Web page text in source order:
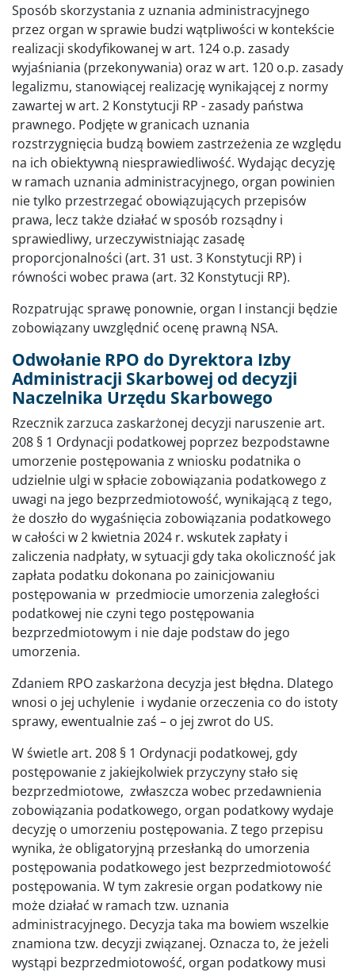
Sposób skorzystania z uznania administracyjnego
przez organ w sprawie budzi wątpliwości w kontekście
realizacji skodyfikowanej w art. 124 o.p. zasady
wyjaśniania (przekonywania) oraz w art. 120 o.p. zasady
legalizmu, stanowiącej realizację wynikającej z normy
zawartej w art. 2 Konstytucji RP - zasady państwa
prawnego. Podjęte w granicach uznania
rozstrzygnięcia budzą bowiem zastrzeżenia ze względu
na ich obiektywną niesprawiedliwość. Wydając decyzję
w ramach uznania administracyjnego, organ powinien
nie tylko przestrzegać obowiązujących przepisów
prawa, lecz także działać w sposób rozsądny i
sprawiedliwy, urzeczywistniając zasadę
proporcjonalności (art. 31 ust. 3 Konstytucji RP) i
równości wobec prawa (art. 32 Konstytucji RP).
Rozpatrując sprawę ponownie, organ I instancji będzie
zobowiązany uwzględnić ocenę prawną NSA.
Odwołanie RPO do Dyrektora Izby
Administracji Skarbowej od decyzji
Naczelnika Urzędu Skarbowego
Rzecznik zarzuca zaskarżonej decyzji naruszenie art.
208 § 1 Ordynacji podatkowej poprzez bezpodstawne
umorzenie postępowania z wniosku podatnika o
udzielnie ulgi w spłacie zobowiązania podatkowego z
uwagi na jego bezprzedmiotowość, wynikającą z tego,
że doszło do wygaśnięcia zobowiązania podatkowego
w całości w 2 kwietnia 2024 r. wskutek zapłaty i
zaliczenia nadpłaty, w sytuacji gdy taka okoliczność jak
zapłata podatku dokonana po zainicjowaniu
postępowania w przedmiocie umorzenia zaległości
podatkowej nie czyni tego postępowania
bezprzedmiotowym i nie daje podstaw do jego
umorzenia.
Zdaniem RPO zaskarżona decyzja jest błędna. Dlatego
wnosi o jej uchylenie i wydanie orzeczenia co do istoty
sprawy, ewentualnie zaś – o jej zwrot do US.
W świetle art. 208 § 1 Ordynacji podatkowej, gdy
postępowanie z jakiejkolwiek przyczyny stało się
bezprzedmiotowe, zwłaszcza wobec przedawnienia
zobowiązania podatkowego, organ podatkowy wydaje
decyzję o umorzeniu postępowania. Z tego przepisu
wynika, że obligatoryjną przesłanką do umorzenia
postępowania podatkowego jest bezprzedmiotowość
postępowania. W tym zakresie organ podatkowy nie
może działać w ramach tzw. uznania
administracyjnego. Decyzja taka ma bowiem wszelkie
znamiona tzw. decyzji związanej. Oznacza to, że jeżeli
wystąpi bezprzedmiotowość, organ podatkowy musi